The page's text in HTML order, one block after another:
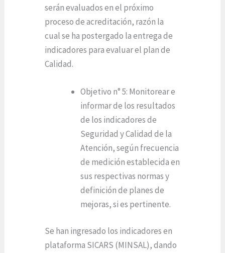
serán evaluados en el próximo
proceso de acreditación, razón la
cual se ha postergado la entrega de
indicadores para evaluar el plan de
Calidad.
Objetivo n° 5: Monitorear e
informar de los resultados
de los indicadores de
Seguridad y Calidad de la
Atención, según frecuencia
de medición establecida en
sus respectivas normas y
definición de planes de
mejoras, si es pertinente.
Se han ingresado los indicadores en
plataforma SICARS (MINSAL), dando